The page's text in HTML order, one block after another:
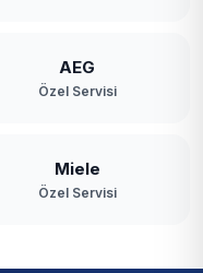
AEG
Özel Servisi
Miele
Özel Servisi